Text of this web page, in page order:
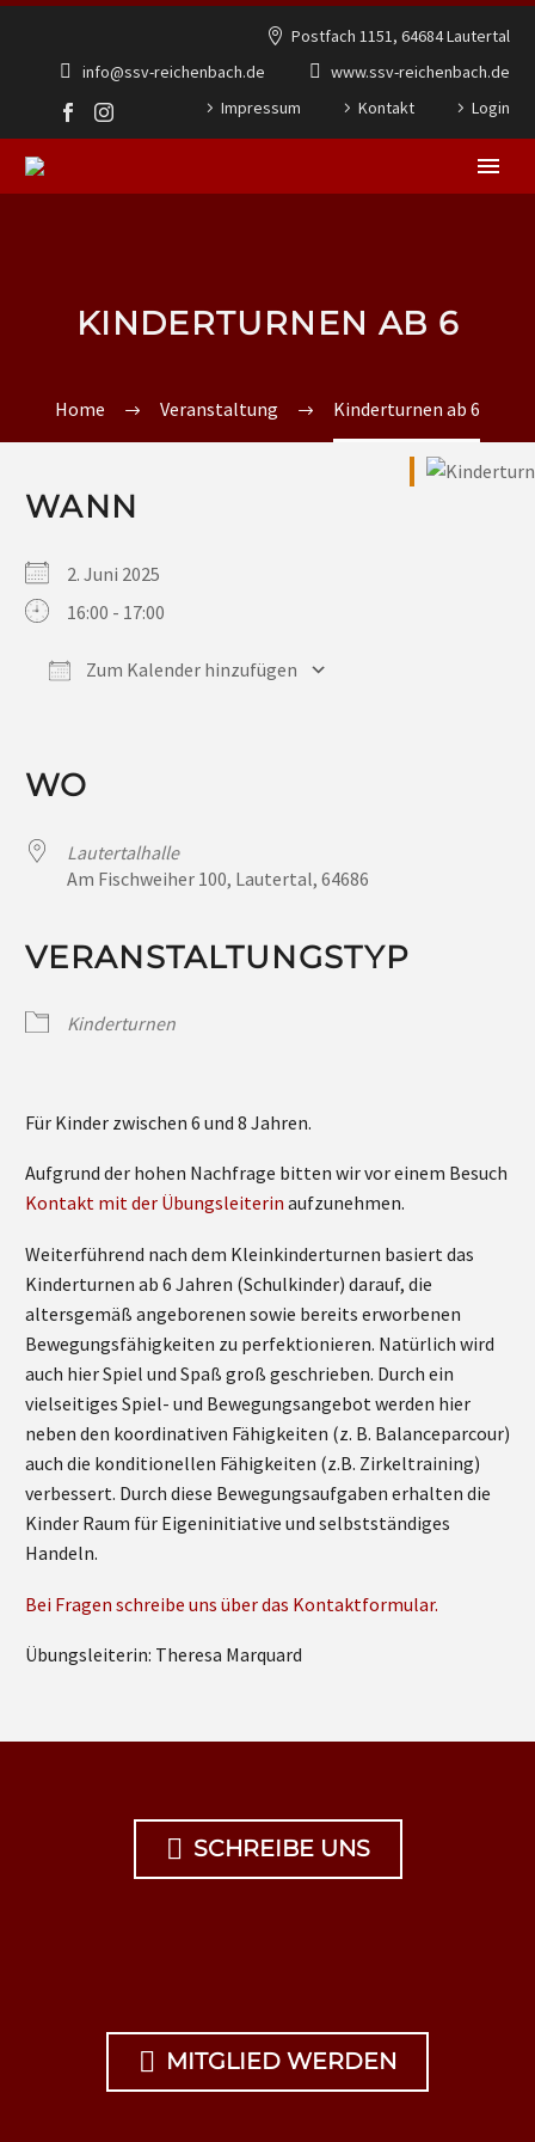
Postfach 1151, 64684 Lautertal
info@ssv-reichenbach.de
www.ssv-reichenbach.de
Impressum
Kontakt Login
KINDERTURNEN AB 6
Home Veranstaltung Kinderturnen ab 6
WANN
2. Juni 2025
16:00 - 17:00
Zum Kalender hinzufügen
WO
Lautertalhalle
Am Fischweiher 100, Lautertal, 64686
VERANSTALTUNGSTYP
Kinderturnen
Für Kinder zwischen 6 und 8 Jahren.
Aufgrund der hohen Nachfrage bitten wir vor einem Besuch
Kontakt mit der Übungsleiterin aufzunehmen.
Weiterführend nach dem Kleinkinderturnen basiert das
Kinderturnen ab 6 Jahren (Schulkinder) darauf, die
altersgemäß angeborenen sowie bereits erworbenen
Bewegungsfähigkeiten zu perfektionieren. Natürlich wird
auch hier Spiel und Spaß groß geschrieben. Durch ein
vielseitiges Spiel- und Bewegungsangebot werden hier
neben den koordinativen Fähigkeiten (z. B. Balanceparcour)
auch die konditionellen Fähigkeiten (z.B. Zirkeltraining)
verbessert. Durch diese Bewegungsaufgaben erhalten die
Kinder Raum für Eigeninitiative und selbstständiges
Handeln.
Bei Fragen schreibe uns über das Kontaktformular.
Übungsleiterin: Theresa Marquard
 SCHREIBE UNS
 MITGLIED WERDEN